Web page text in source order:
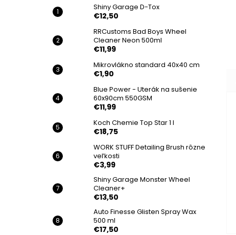
Shiny Garage D-Tox
€12,50
RRCustoms Bad Boys Wheel
Cleaner Neon 500ml
€11,99
Mikrovlákno standard 40x40 cm
€1,90
Blue Power - Uterák na sušenie
60x90cm 550GSM
€11,99
Koch Chemie Top Star 1 l
€18,75
WORK STUFF Detailing Brush rôzne
veľkosti
€3,99
Shiny Garage Monster Wheel
Cleaner+
€13,50
Auto Finesse Glisten Spray Wax
500 ml
€17,50